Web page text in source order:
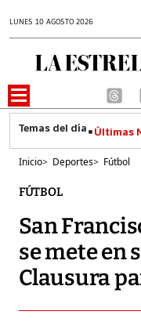
LUNES 10 AGOSTO 2026
Últimas
Inicio> Deportes> Fútbol
FÚTBOL
San
se mete en
Clausura